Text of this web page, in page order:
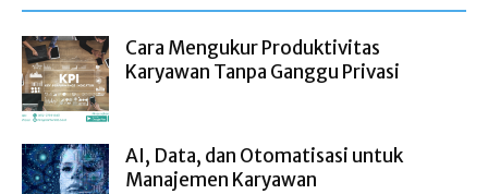
Cara Mengukur Produktivitas
Karyawan Tanpa Ganggu Privasi
AI, Data, dan Otomatisasi untuk
Manajemen Karyawan